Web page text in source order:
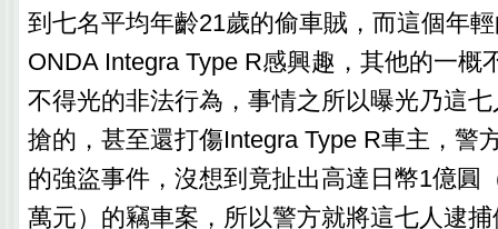
到七名平均年齡21歲的偷車賊，而這個年
ONDA Integra Type R感興趣，其他的一概
不得光的非法行為，事情之所以曝光乃這
搶的，甚至還打傷Integra Type R車主，警
的強盜事件，沒想到竟扯出高達日幣1億圓
萬元）的竊車案，所以警方就將這七人逮